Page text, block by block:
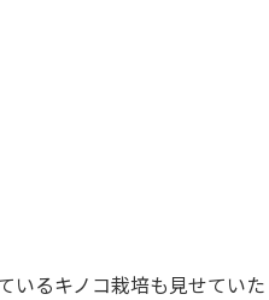
いるキノコ栽培も見せていた